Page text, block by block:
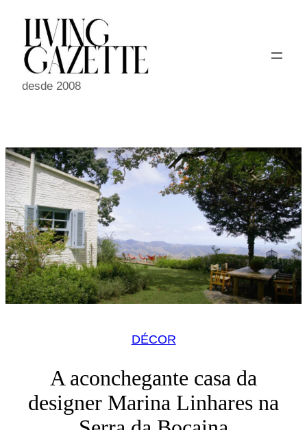
conteúdo
desde 2008
DÉCOR
A aconchegante casa da
designer Marina Linhares na